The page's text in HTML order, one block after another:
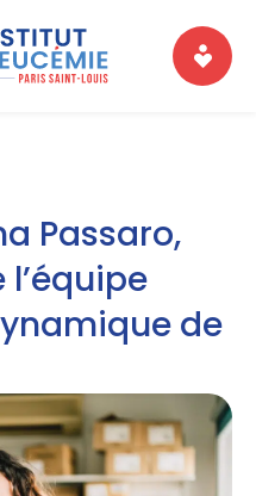
Passaro,
de